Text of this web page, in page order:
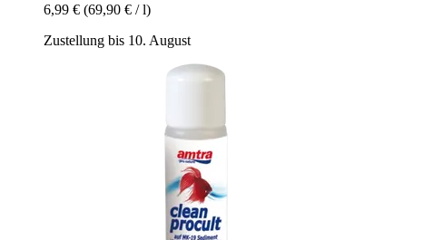
6,99 € (69,90 € / l)
Zustellung bis 10. August